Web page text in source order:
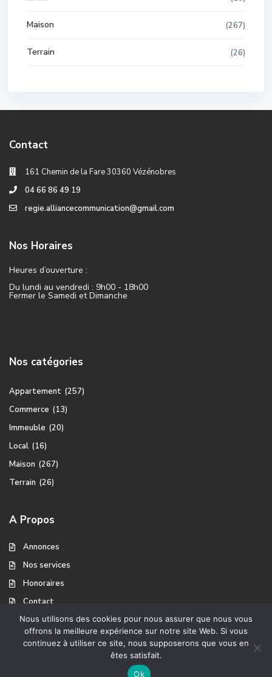
Maison (267)
Terrain (26)
Contact
161 Chemin de la Fare 30360 Vézénobres
04 66 86 49 19
regie.alliancecommunication@gmail.com
Nos Horaires
Heures d’ouverture :
Du lundi au vendredi : 9h00 - 18h00
Fermer le Samedi et Dimanche
Nos catégories
Appartement (257)
Commerce (13)
Immeuble (20)
Local (16)
Maison (267)
Terrain (26)
A Propos
Annonces
Nos services
Honoraires
Contact
Copyright Ventes Immobilier
A propos Mentions légales
Nous utilisons des cookies pour nous assurer que nous vous
offrons la meilleure expérience sur notre site Web. Si vous
continuez à utiliser ce site, nous supposerons que vous en
êtes satisfait.
Ok